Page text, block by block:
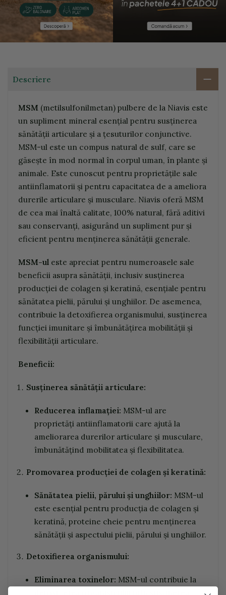
Descriere
MSM (metilsulfonilmetan) pulbere de la Niavis este
un supliment mineral esențial pentru susținerea
sănătății articulare și a țesuturilor conjunctive.
MSM-ul este un compus natural de sulf, care se
găsește în mod normal în corpul uman, în plante și
animale. Este cunoscut pentru proprietățile sale
antiinflamatorii și pentru capacitatea de a ameliora
durerile articulare și musculare. Niavis oferă MSM
de cea mai înaltă calitate, 100% natural, fără aditivi
sau conservanți, asigurând un supliment pur și
eficient pentru menținerea sănătății generale.
MSM-ul este apreciat pentru numeroasele sale
beneficii asupra sănătății, inclusiv susținerea
producției de colagen și keratină, esențiale pentru
sănătatea pielii, părului și unghiilor. De asemenea,
contribuie la detoxifierea organismului, susținerea
funcției imunitare și îmbunătățirea mobilității și
flexibilității articulare.
Beneficii:
Susținerea sănătății articulare:
Reducerea inflamației: MSM-ul are
proprietăți antiinflamatorii care ajută la
ameliorarea durerilor articulare și musculare,
îmbunătățind mobilitatea și flexibilitatea.
Promovarea producției de colagen și keratină:
Sănătatea pielii, părului și unghiilor: MSM-ul
este esențial pentru producția de colagen și
keratină, proteine cheie pentru menținerea
sănătății și aspectului pielii, părului și unghiilor.
Detoxifierea organismului:
Eliminarea toxinelor: MSM-ul contribuie la